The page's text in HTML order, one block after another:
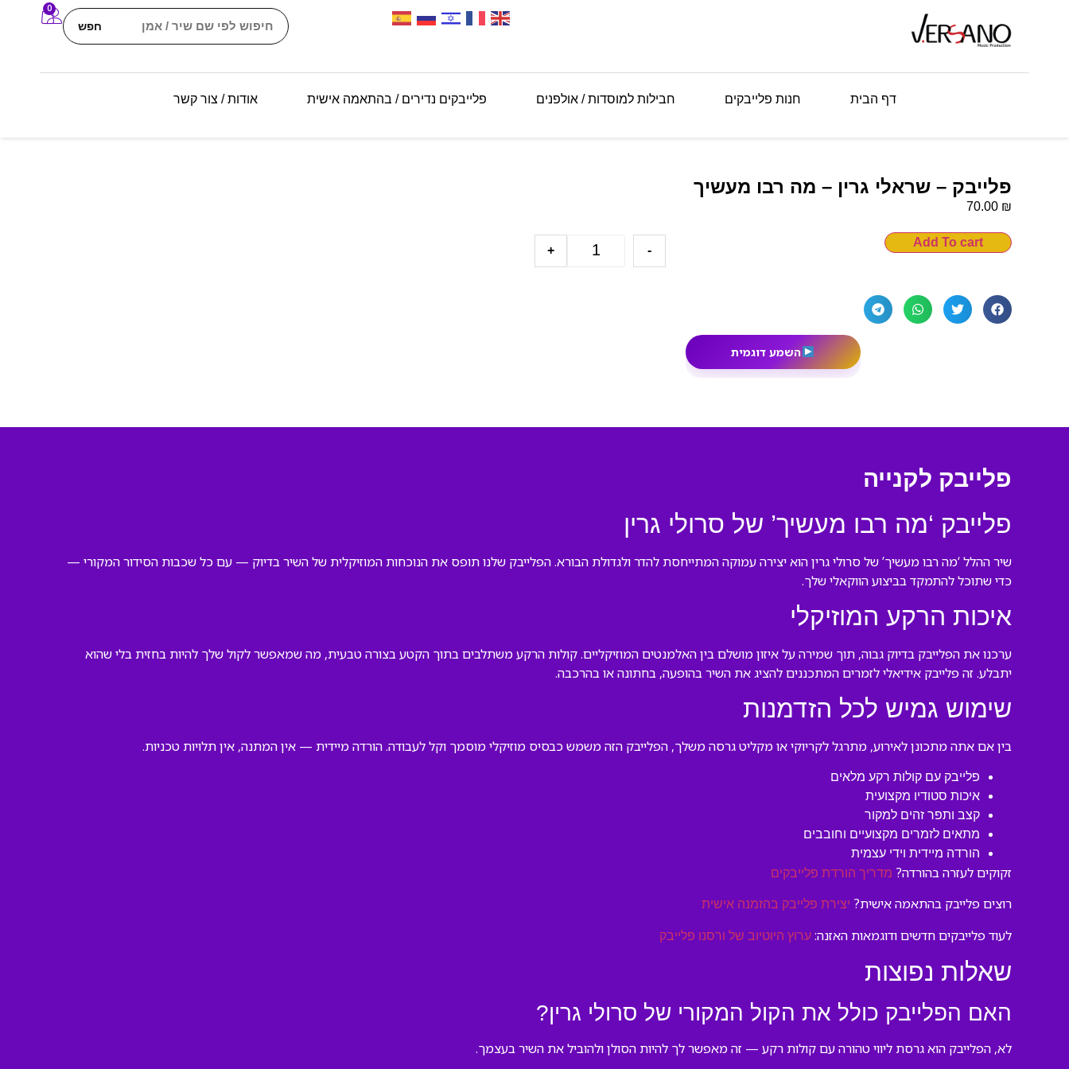
חפש
0
דף הבית חנות פלייבקים חבילות למוסדות / אולפנים פלייבקים נדירים / בהתאמה אישית אודות / צור קשר
פלייבק – שראלי גרין – מה רבו מעשיך
70.00 ₪
-
+
Add To cart
השמע דוגמית
פלייבק לקנייה
פלייבק ‘מה רבו מעשיך’ של סרולי גרין
שיר ההלל ‘מה רבו מעשיך’ של סרולי גרין הוא יצירה עמוקה המתייחסת להדר ולגדולת הבורא. הפלייבק שלנו תופס את הנוכחות המוזיקלית של השיר בדיוק — עם כל שכבות הסידור המקורי —
כדי שתוכל להתמקד בביצוע הווקאלי שלך.
איכות הרקע המוזיקלי
ערכנו את הפלייבק בדיוק גבוה, תוך שמירה על איזון מושלם בין האלמנטים המוזיקליים. קולות הרקע משתלבים בתוך הקטע בצורה טבעית, מה שמאפשר לקול שלך להיות בחזית בלי שהוא
יתבלע. זה פלייבק אידיאלי לזמרים המתכננים להציג את השיר בהופעה, בחתונה או בהרכבה.
שימוש גמיש לכל הזדמנות
בין אם אתה מתכונן לאירוע, מתרגל לקריוקי או מקליט גרסה משלך, הפלייבק הזה משמש כבסיס מוזיקלי מוסמך וקל לעבודה. הורדה מיידית — אין המתנה, אין תלויות טכניות.
פלייבק עם קולות רקע מלאים
איכות סטודיו מקצועית
קצב ותפר זהים למקור
מתאים לזמרים מקצועיים וחובבים
הורדה מיידית וידי עצמית
זקוקים לעזרה בהורדה? מדריך הורדת פלייבקים
רוצים פלייבק בהתאמה אישית? יצירת פלייבק בהזמנה אישית
לעוד פלייבקים חדשים ודוגמאות האזנה: ערוץ היוטיוב של ורסנו פלייבק
שאלות נפוצות
האם הפלייבק כולל את הקול המקורי של סרולי גרין?
לא, הפלייבק הוא גרסת ליווי טהורה עם קולות רקע — זה מאפשר לך להיות הסולן ולהוביל את השיר בעצמך.